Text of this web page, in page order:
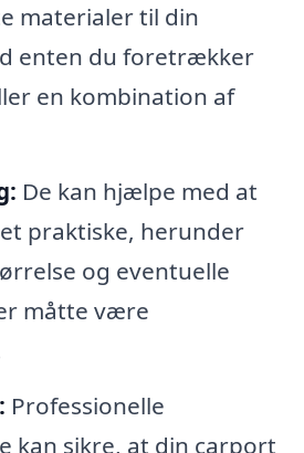
materialer til din
enten du foretrækker
en kombination af
De kan hjælpe med at
praktiske, herunder
og eventuelle
måtte være
Professionelle
kan sikre, at din carport